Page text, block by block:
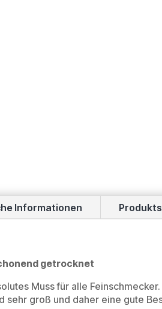
Informationen
getrocknet
Muss für alle
sehr groß und daher eine gute